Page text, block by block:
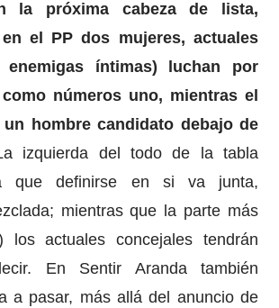
la próxima cabeza de lista,
el PP dos mujeres, actuales
enemigas íntimas) luchan por
números uno, mientras el
hombre candidato debajo de
izquierda del todo de la tabla
que definirse en si va junta,
mientras que la parte más
los actuales concejales tendrán
En Sentir Aranda también
a pasar, más allá del anuncio de